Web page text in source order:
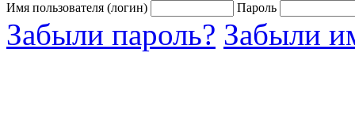
Имя пользователя (логин) Пароль
Забыли пароль? Забыли